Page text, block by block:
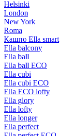
Helsinki
London
New York
Roma
Кашпо Ella smart
Ella balcony
Ella ball
Ella ball ECO
Ella cubi
Ella cubi ECO
Ella ECO lofty
Ella glory
Ella lofty
Ella longer
Ella perfect